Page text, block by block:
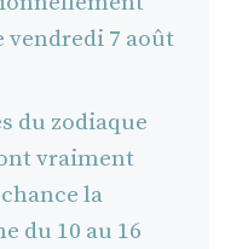
vendredi 7 août
du zodiaque
vraiment
la
du 10 au 16